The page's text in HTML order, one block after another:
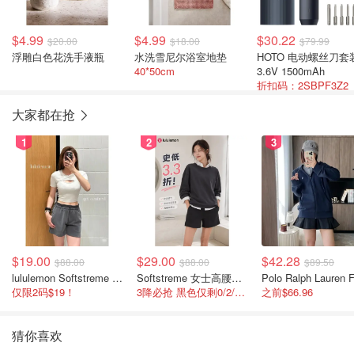
$4.99 $20.00
浮雕白色花洗手液瓶
$4.99 $18.00
水洗雪尼尔浴室地垫
40*50cm
$30.22 $79.99
HOTO 电动螺丝刀套
3.6V 1500mAh
折扣码：2SBPF3Z2
大家都在抢
1
$19.00 $88.00
lululemon Softstreme 女士高腰短裤 10cm
仅限2码$19！
2
$29.00 $88.00
Softstreme 女士高腰短裤 4英寸
3降必抢 黑色仅剩0/2/4码
3
$42.28 $89.50
之前$66.96
猜你喜欢